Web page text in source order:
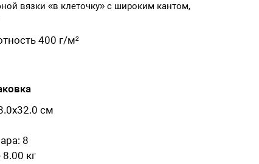
вязки «в клеточку» с широким кантом,
400 г/м²
см
8
кг